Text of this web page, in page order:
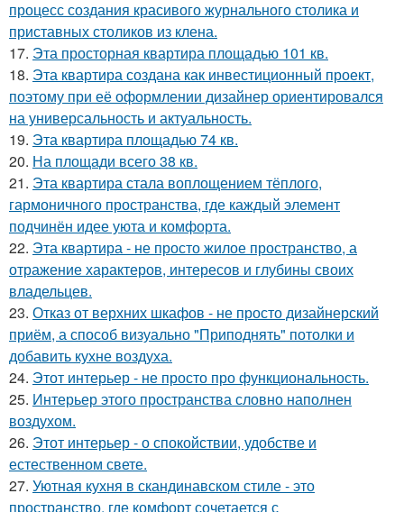
процесс создания красивого журнального столика и
приставных столиков из клена.
17. Эта просторная квартира площадью 101 кв.
18. Эта квартира создана как инвестиционный проект,
поэтому при её оформлении дизайнер ориентировался
на универсальность и актуальность.
19. Эта квартира площадью 74 кв.
20. На площади всего 38 кв.
21. Эта квартира стала воплощением тёплого,
гармоничного пространства, где каждый элемент
подчинён идее уюта и комфорта.
22. Эта квартира - не просто жилое пространство, а
отражение характеров, интересов и глубины своих
владельцев.
23. Отказ от верхних шкафов - не просто дизайнерский
приём, а способ визуально "Приподнять" потолки и
добавить кухне воздуха.
24. Этот интерьер - не просто про функциональность.
25. Интерьер этого пространства словно наполнен
воздухом.
26. Этот интерьер - о спокойствии, удобстве и
естественном свете.
27. Уютная кухня в скандинавском стиле - это
пространство, где комфорт сочетается с